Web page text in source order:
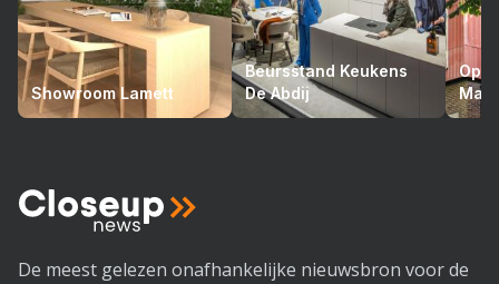
Showroom Lamett
Beursstand Keukens
De Abdij
De meest gelezen onafhankelijke nieuwsbron voor de